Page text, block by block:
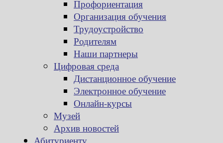
Профориентация
Организация обучения
Трудоустройство
Родителям
Наши партнеры
Цифровая среда
Дистанционное обучение
Электронное обучение
Онлайн-курсы
Музей
Архив новостей
Абитуриенту